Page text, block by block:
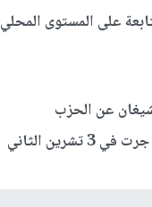
أدائها القسم القانوني في الثالث من كانون الثاني عام 2018، متابعة على المستوى المحلي
عن الدائرة الـ 13 في ولاية ميتشيغان عن الحزب
الديمقراطي، بعد فوزها أمام المرشح الجمهوري ديفيد دودنهوفر في الانتخابات التي جرت في 3 تشرين الثاني